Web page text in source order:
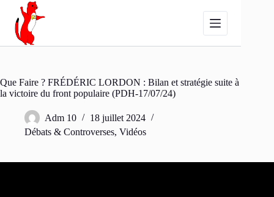
Passer
contenu
Que Faire ? FRÉDÉRIC LORDON : Bilan et stratégie suite à
la victoire du front populaire (PDH-17/07/24)
Adm 10
18 juillet 2024
Débats & Controverses, Vidéos